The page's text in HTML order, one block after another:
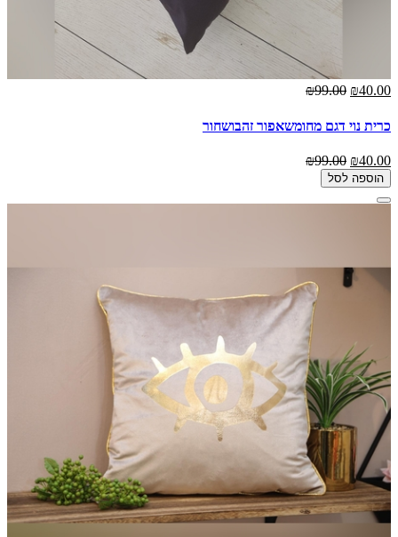
₪40.00
₪99.00
כרית נוי דגם מחומשאפור זהבושחור
₪40.00
₪99.00
הוספה לסל